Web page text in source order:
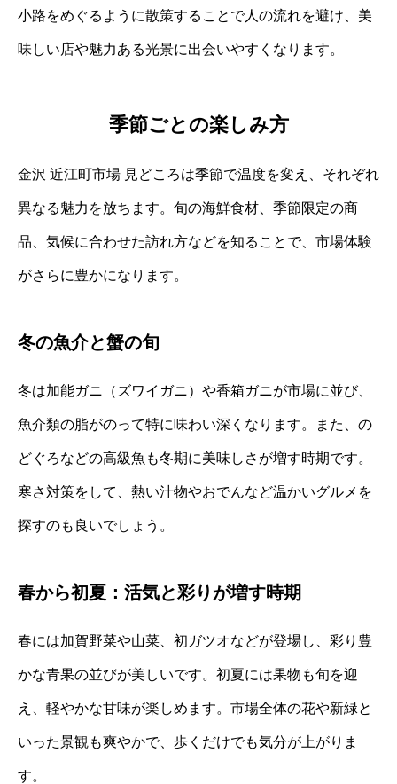
小路をめぐるように散策することで人の流れを避け、美
味しい店や魅力ある光景に出会いやすくなります。
季節ごとの楽しみ方
金沢 近江町市場 見どころは季節で温度を変え、それぞれ
異なる魅力を放ちます。旬の海鮮食材、季節限定の商
品、気候に合わせた訪れ方などを知ることで、市場体験
がさらに豊かになります。
冬の魚介と蟹の旬
冬は加能ガニ（ズワイガニ）や香箱ガニが市場に並び、
魚介類の脂がのって特に味わい深くなります。また、の
どぐろなどの高級魚も冬期に美味しさが増す時期です。
寒さ対策をして、熱い汁物やおでんなど温かいグルメを
探すのも良いでしょう。
春から初夏：活気と彩りが増す時期
春には加賀野菜や山菜、初ガツオなどが登場し、彩り豊
かな青果の並びが美しいです。初夏には果物も旬を迎
え、軽やかな甘味が楽しめます。市場全体の花や新緑と
いった景観も爽やかで、歩くだけでも気分が上がりま
す。